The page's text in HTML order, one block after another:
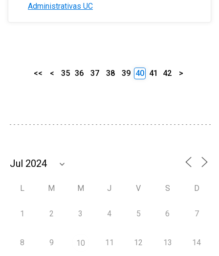
Administrativas UC
<< < 35 36 37 38 39 40 41 42 >
L M M J V S D
1 2 3 4 5 6 7
8 9 10 11 12 13 14